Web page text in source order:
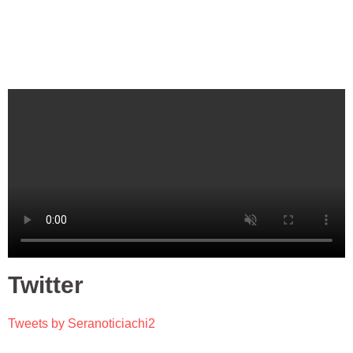
Twitter
Tweets by Seranoticiachi2